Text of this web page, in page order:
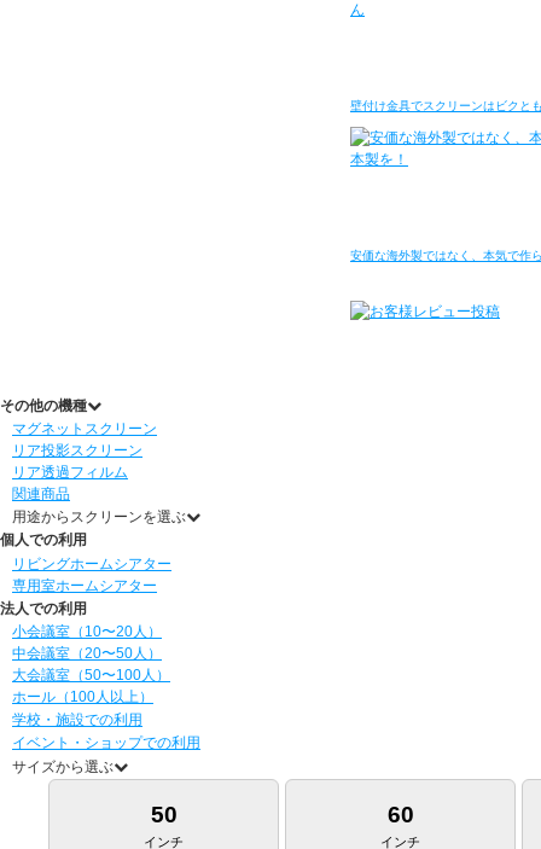
壁付け金具でスクリーンはビクと
安価な海外製ではなく、本気で作
その他の機種
マグネットスクリーン
リア投影スクリーン
リア透過フィルム
関連商品
用途からスクリーンを選ぶ
個人での利用
リビングホームシアター
専用室ホームシアター
法人での利用
小会議室（10〜20人）
中会議室（20〜50人）
大会議室（50〜100人）
ホール（100人以上）
学校・施設での利用
イベント・ショップでの利用
サイズから選ぶ
50
インチ
60
インチ